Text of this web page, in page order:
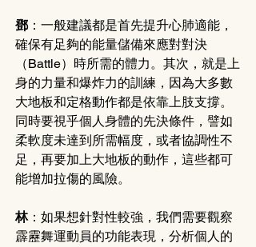
鄧：一般建議都是首先提升心肺適能，
確保有足夠的能量儲備來應對對決
（Battle）時所需的體力。其次，就是上
身的力量和爆炸力的訓練，因為大多數
大地板和定格動作都是依靠上肢支撐。
同時要視乎個人身體的先決條件，譬如
柔軟度未達到所需幅度，或者協調性不
足，再要加上大地板的動作，這些都可
能增加拉傷的風險。
林：如果想針對性較強，我們需要觀察
霹靂舞運動員的功能表現，分析個人的